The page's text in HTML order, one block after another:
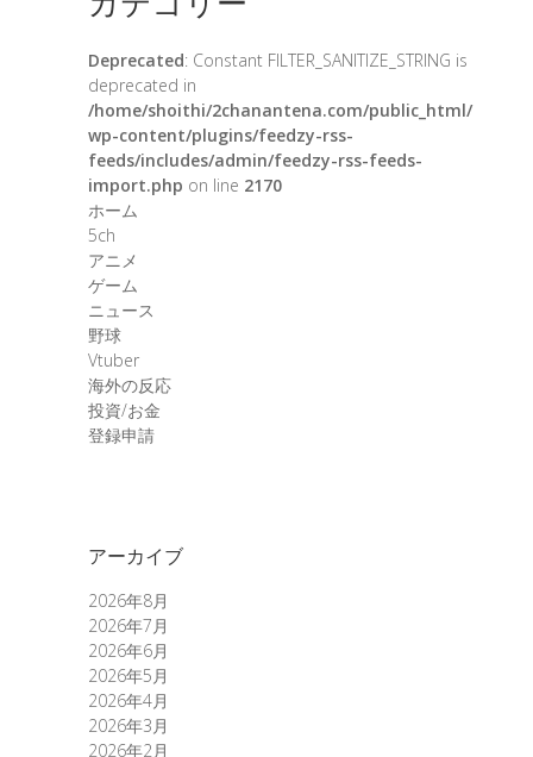
Deprecated: Constant FILTER_SANITIZE_STRING is
deprecated in
/home/shoithi/2chanantena.com/public_html/
wp-content/plugins/feedzy-rss-
feeds/includes/admin/feedzy-rss-feeds-
import.php on line 2170
ホーム
5ch
アニメ
ゲーム
ニュース
野球
Vtuber
海外の反応
投資/お金
登録申請
アーカイブ
2026年8月
2026年7月
2026年6月
2026年5月
2026年4月
2026年3月
2026年2月